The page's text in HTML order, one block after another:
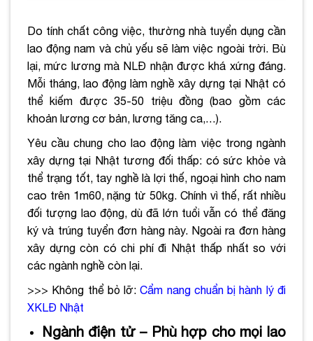
Do tính chất công việc, thường nhà tuyển dụng cần
lao động nam và chủ yếu sẽ làm việc ngoài trời. Bù
lại, mức lương mà NLĐ nhận được khá xứng đáng.
Mỗi tháng, lao động làm nghề xây dựng tại Nhật có
thể kiếm được 35-50 triệu đồng (bao gồm các
khoản lương cơ bản, lương tăng ca,…).
Yêu cầu chung cho lao động làm việc trong ngành
xây dựng tại Nhật tương đối thấp: có sức khỏe và
thể trạng tốt, tay nghề là lợi thế, ngoại hình cho nam
cao trên 1m60, nặng từ 50kg. Chính vì thế, rất nhiều
đối tượng lao động, dù đã lớn tuổi vẫn có thể đăng
ký và trúng tuyển đơn hàng này. Ngoài ra đơn hàng
xây dựng còn có chi phí đi Nhật thấp nhất so với
các ngành nghề còn lại.
>>> Không thể bỏ lỡ:Cẩm nang chuẩn bị hành lý đi
XKLĐ Nhật
Ngành điện tử – Phù hợp cho mọi lao